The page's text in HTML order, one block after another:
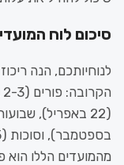
סיכום לוח
לנוחיותכם, הנה
מהמועדים הללו